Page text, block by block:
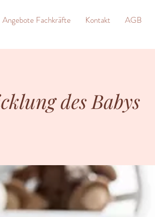
Angebote Fachkräfte Kontakt AGB
des Babys